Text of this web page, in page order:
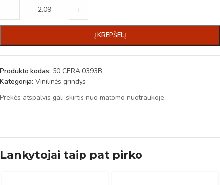
- +
Į KREPŠELĮ
Produkto kodas: 50 CERA 0393B
Kategorija: Vinilinės grindys
Prekės atspalvis gali skirtis nuo matomo nuotraukoje.
Lankytojai taip pat pirko